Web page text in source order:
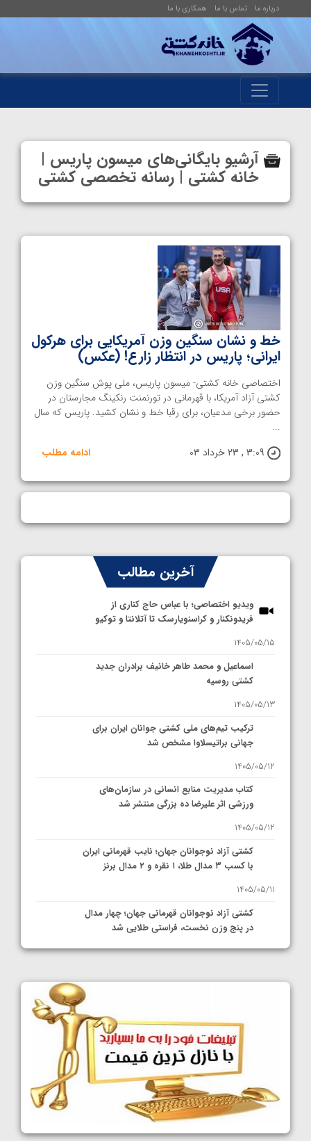
درباره ما تماس با ما همکاری با ما
آرشیو بایگانی‌های میسون پاریس |
خانه کشتی | رسانه تخصصی کشتی
خط و نشان سنگین وزن آمریکایی برای هرکول
ایرانی؛ پاریس در انتظار زارع! (عکس)
اختصاصی خانه کشتی- میسون پاریس، ملی پوش سنگین وزن
کشتی آزاد آمریکا، با قهرمانی در تورنمنت رنکینگ مجارستان در
حضور برخی مدعیان، برای رقبا خط و نشان کشید. پاریس که سال
...
3:09 , 23 خرداد 03
ادامه مطلب
آخرین مطالب
ویدیو اختصاصی؛ با عباس حاج کناری از
فریدونکنار و کراسنویارسک تا آتلانتا و توکیو
1405/05/15
اسماعیل و محمد طاهر خانیف برادران جدید
کشتی روسیه
1405/05/13
ترکیب تیم‌های ملی کشتی جوانان ایران برای
جهانی براتیسلاوا مشخص شد
1405/05/12
کتاب مدیریت منابع انسانی در سازمان‌های
ورزشی اثر علیرضا ده بزرگی منتشر شد
1405/05/12
کشتی آزاد نوجوانان جهان؛ نایب قهرمانی ایران
با کسب ۳ مدال طلا، ۱ نقره و ۲ مدال برنز
1405/05/11
کشتی آزاد نوجوانان قهرمانی جهان؛ چهار مدال
در پنج وزن نخست، فراستی طلایی شد
1405/05/11
کشتی آزاد نوجوانان جهان؛ رقبای نمایندگان
ایران مشخص شدند
1405/05/08
کشتی فرنگی نوجوانان جهان؛ سکوی تیمی
سوم برای ایران
1405/05/07